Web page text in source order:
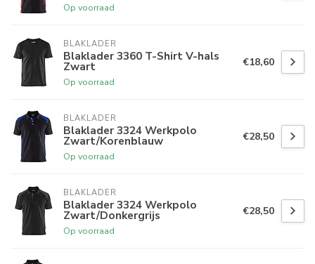
Op voorraad
BLAKLADER
Blaklader 3360 T-Shirt V-hals
Zwart
Op voorraad
€18,60
BLAKLADER
Blaklader 3324 Werkpolo
Zwart/Korenblauw
Op voorraad
€28,50
BLAKLADER
Blaklader 3324 Werkpolo
Zwart/Donkergrijs
Op voorraad
€28,50